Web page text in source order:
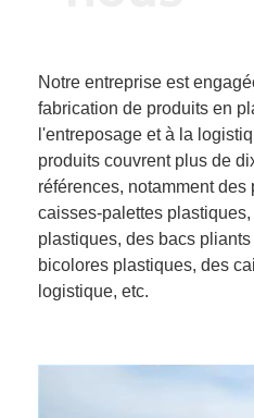
Notre entreprise est
fabrication de produits en
l'entreposage et à la
produits couvrent plus de
références, notamment
caisses-palettes
plastiques, des bacs
bicolores plastiques, des
logistique, etc.